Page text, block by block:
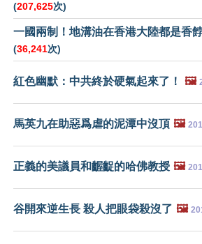
(207,625次)
一國兩制！地溝油在香港大陸都是香
(36,241次)
紅色幽默：中共終於硬氣起來了！ 🖼️
馬英九在助惡爲虐的泥潭中沒頂 🖼️
正義的美議員和齷齪的哈佛教授 🖼️
谷開來逆生長 殺人把眼袋殺沒了 🖼️